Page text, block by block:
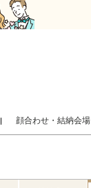
顔合わせ・結納会場